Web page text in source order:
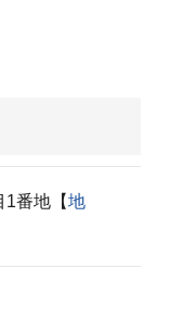
1番地【地